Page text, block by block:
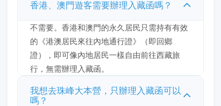
香港、澳門遊客需要辦理入藏函嗎？
不需要。香港和澳門的永久居民只需持有有效
的《港澳居民來往內地通行證》（即回鄉
證），即可像內地居民一樣自由前往西藏旅
行，無需辦理入藏函。
我想去珠峰大本營，只辦理入藏函可以
嗎？